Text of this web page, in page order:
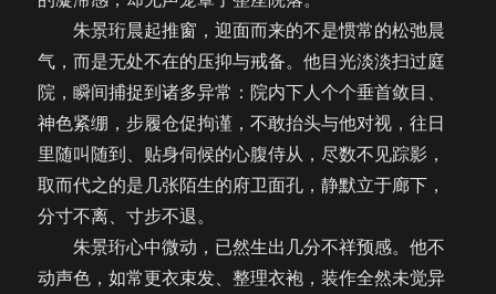
朱景珩晨起推窗，迎面而来的不是惯常的松弛晨
气，而是无处不在的压抑与戒备。他目光淡淡扫过庭
院，瞬间捕捉到诸多异常：院内下人个个垂首敛目、
神色紧绷，步履仓促拘谨，不敢抬头与他对视，往日
里随叫随到、贴身伺候的心腹侍从，尽数不见踪影，
取而代之的是几张陌生的府卫面孔，静默立于廊下，
分寸不离、寸步不退。
朱景珩心中微动，已然生出几分不祥预感。他不
动声色，如常更衣束发、整理衣袍，装作全然未觉异